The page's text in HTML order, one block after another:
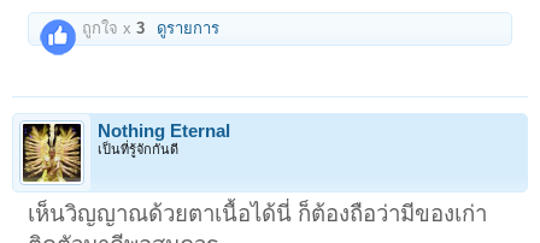
ถูกใจ x3 ดูรายการ
Nothing Eternal
เป็นที่รู้จักกันดี
เห็นวิญญาณด้วยตาเนื้อได้นี่ ก็ต้องถือว่ามีของเก่า